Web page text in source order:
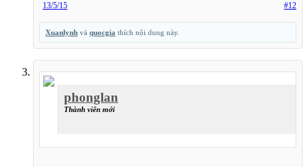
#12
13/5/15
Xuanlynh và quocgia thích nội dung này.
phonglan
Thành viên mới